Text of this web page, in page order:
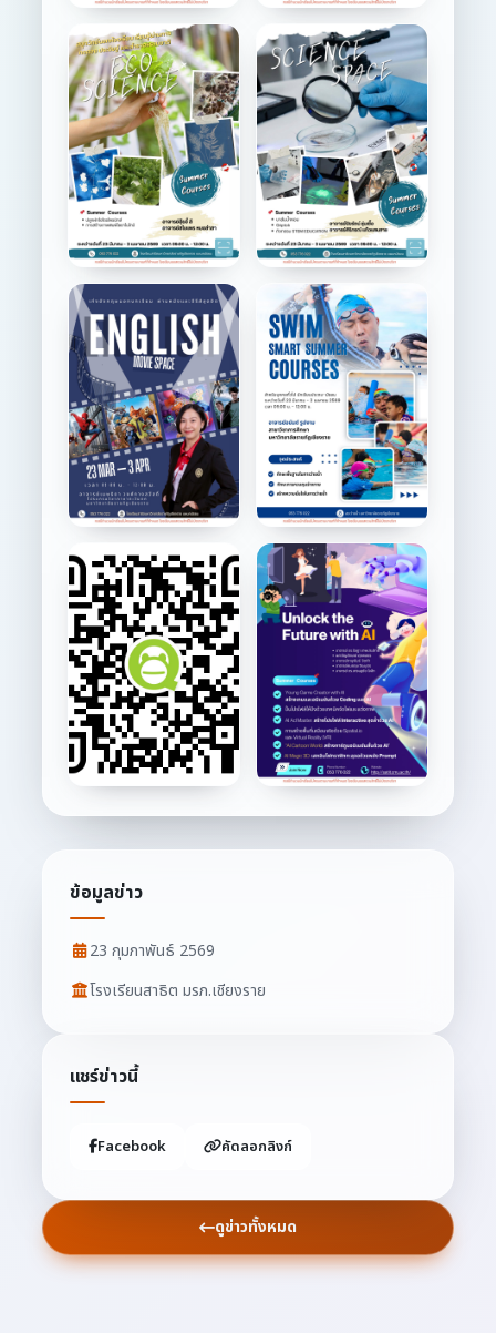
ข้อมูลข่าว
23 กุมภาพันธ์ 2569
โรงเรียนสาธิต มรภ.เชียงราย
แชร์ข่าวนี้
Facebook คัดลอกลิงก์
ดูข่าวทั้งหมด